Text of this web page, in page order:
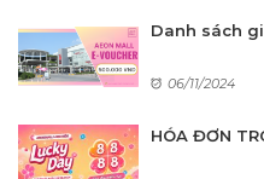
Danh sách
06/11/2024
HÓA ĐƠN